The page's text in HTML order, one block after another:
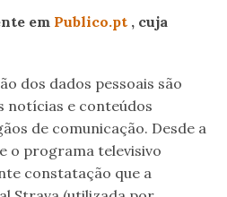
em Publico.pt , cuja
dos dados pessoais são
notícias e conteúdos
de comunicação. Desde a
o programa televisivo
constatação que a